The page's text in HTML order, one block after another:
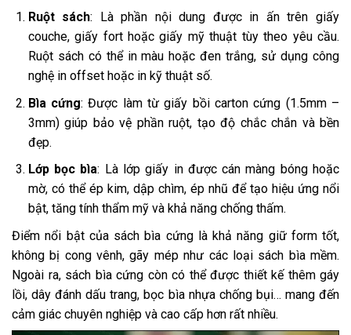
Ruột sách: Là phần nội dung được in ấn trên giấy
couche, giấy fort hoặc giấy mỹ thuật tùy theo yêu cầu.
Ruột sách có thể in màu hoặc đen trắng, sử dụng công
nghệ in offset hoặc in kỹ thuật số.
Bìa cứng: Được làm từ giấy bồi carton cứng (1.5mm –
3mm) giúp bảo vệ phần ruột, tạo độ chắc chắn và bền
đẹp.
Lớp bọc bìa: Là lớp giấy in được cán màng bóng hoặc
mờ, có thể ép kim, dập chìm, ép nhũ để tạo hiệu ứng nổi
bật, tăng tính thẩm mỹ và khả năng chống thấm.
Điểm nổi bật của sách bìa cứng là khả năng giữ form tốt,
không bị cong vênh, gãy mép như các loại sách bìa mềm.
Ngoài ra, sách bìa cứng còn có thể được thiết kế thêm gáy
lồi, dây đánh dấu trang, bọc bìa nhựa chống bụi… mang đến
cảm giác chuyên nghiệp và cao cấp hơn rất nhiều.